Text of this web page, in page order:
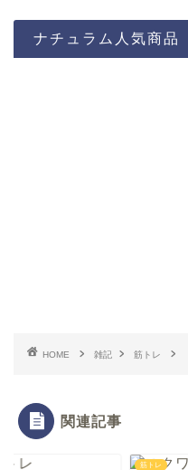
ナチュラム人気商品
HOME 雑記 筋トレ
関連記事
筋トレ